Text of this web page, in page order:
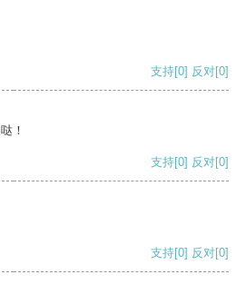
支持[0] 反对[0]
！
支持[0] 反对[0]
支持[0] 反对[0]